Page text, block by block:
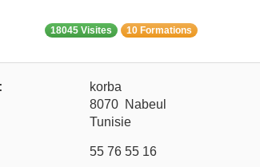
18045 Visites 10 Formations
korba
8070 Nabeul
Tunisie
55 76 55 16